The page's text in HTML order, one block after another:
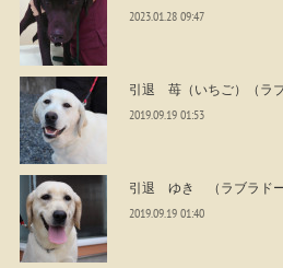
2023.01.28 09:47
引退 苺（いちご）（ラ
2019.09.19 01:53
引退 ゆき （ラブラド
2019.09.19 01:40